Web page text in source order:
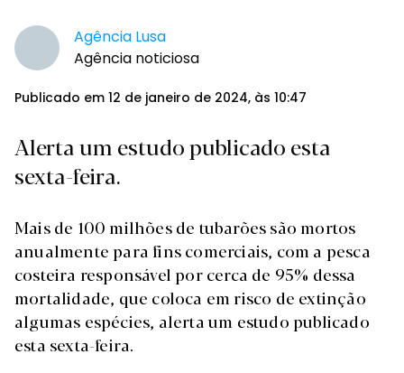
Agência Lusa
Agência noticiosa
Publicado em 12 de janeiro de 2024, às 10:47
Alerta um estudo publicado esta
sexta-feira.
Mais de 100 milhões de tubarões são mortos
anualmente para fins comerciais, com a pesca
costeira responsável por cerca de 95% dessa
mortalidade, que coloca em risco de extinção
algumas espécies, alerta um estudo publicado
esta sexta-feira.